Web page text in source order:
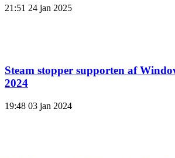
21:51 24 jan 2025
Steam stopper supporten af
2024
19:48 03 jan 2024